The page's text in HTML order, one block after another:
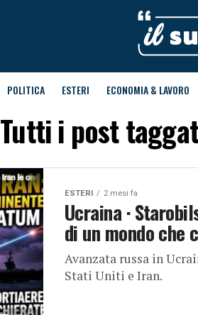
POLITICA ESTERI ECONOMIA & LAVORO
Tutti i post
ESTERI 2 mesi fa
Ucraina ·
di un mondo che
Avanzata russa in
Stati Uniti e Iran.